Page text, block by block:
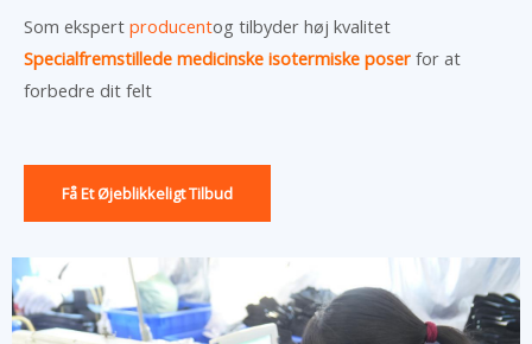
Som ekspert producentog tilbyder høj kvalitet
Specialfremstillede medicinske isotermiske poser for at
forbedre dit felt
Få Et Øjeblikkeligt Tilbud